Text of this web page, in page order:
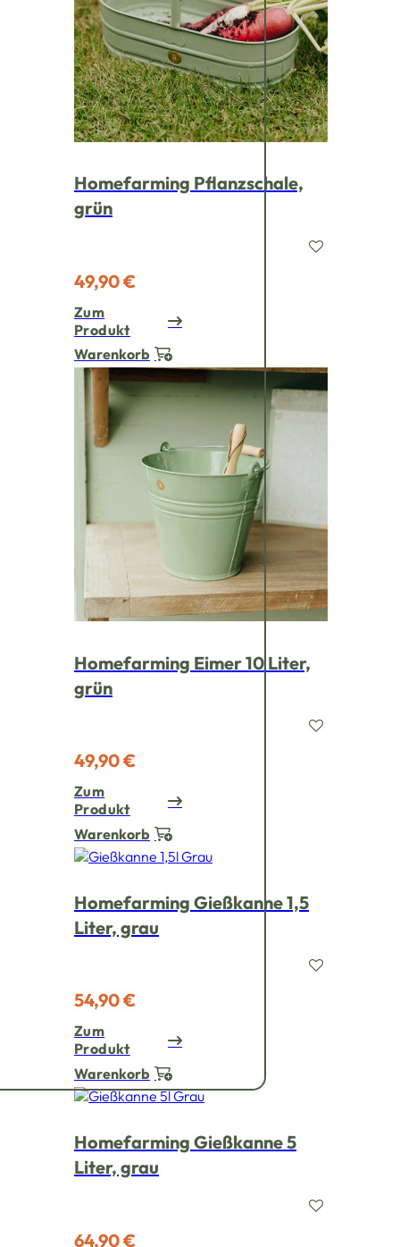
Homefarming Pflanzschale,
grün
49,90 €
Zum
Produkt
Warenkorb
Homefarming Eimer 10 Liter,
grün
49,90 €
Zum
Produkt
Warenkorb
Homefarming Gießkanne 1,5
Liter, grau
54,90 €
Zum
Produkt
Warenkorb
Homefarming Gießkanne 5
Liter, grau
64,90 €